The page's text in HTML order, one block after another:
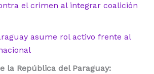
el crimen al integrar coalición
asume rol activo frente al
la República del Paraguay: